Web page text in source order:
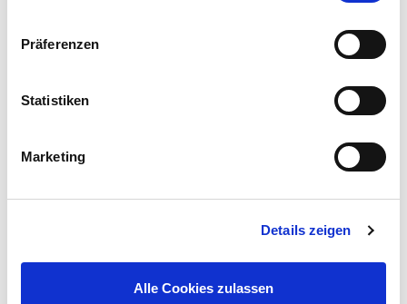
Präferenzen
Statistiken
Marketing
Details zeigen
Alle Cookies zulassen
Kaufe hier den Mini-Ventilator mit 3 Stufen, USB-Ladung und bis